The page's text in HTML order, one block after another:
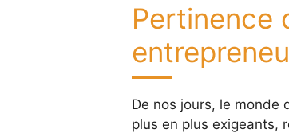
Pertinence
De nos jours, le monde
plus en plus exigeants,